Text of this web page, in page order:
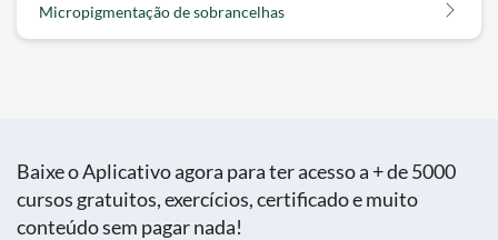
Micropigmentação de sobrancelhas
Baixe o Aplicativo agora para ter acesso a + de 5000
cursos gratuitos, exercícios, certificado e muito
conteúdo sem pagar nada!